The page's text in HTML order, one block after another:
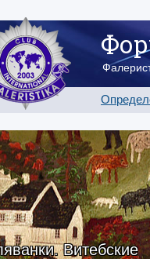
Витебские